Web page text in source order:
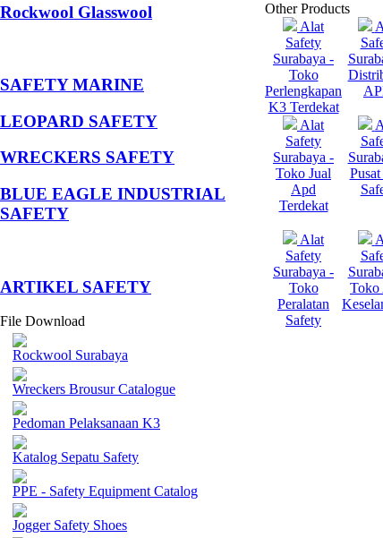
Rockwool Glasswool
SAFETY MARINE
LEOPARD SAFETY
WRECKERS SAFETY
BLUE EAGLE INDUSTRIAL
SAFETY
­ARTIKEL SAFETY
File Download
Rockwool Surabaya
Wreckers Brousur Catalogue
Pedoman Pelaksanaan K3
Katalog Sepatu Safety
PPE - Safety Equipment Catalog
Jogger Safety Shoes
Other Products
Alat
Safety
Surabaya -
Toko
Perlengkapan
K3 Terdekat
Alat
Safety
Surabaya -
Toko Jual
Apd
Terdekat
Alat
Safety
Surabaya -
Toko
Peralatan
Safety
Toko